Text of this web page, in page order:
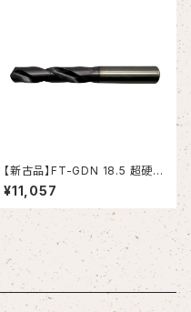
【新古品】FT-GDN 18.5 超硬ド
リル (OSG)
¥11,057